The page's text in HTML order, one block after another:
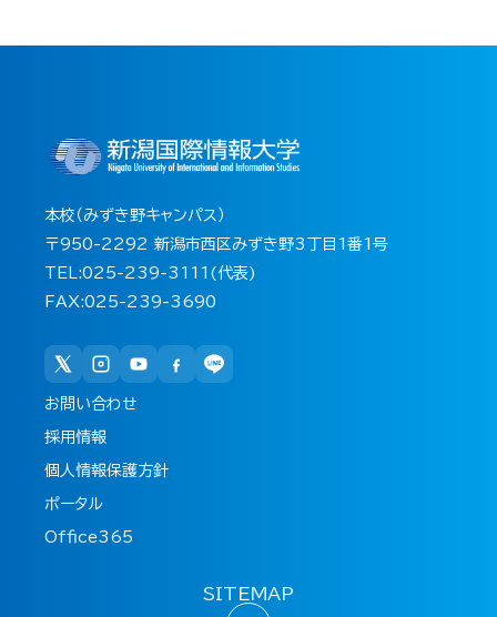
本校（みずき野キャンパス）
〒950-2292 新潟市西区みずき野3丁目1番1号
TEL:025-239-3111(代表)
FAX:025-239-3690
お問い合わせ
採用情報
個人情報保護方針
ポータル
Office365
SITEMAP